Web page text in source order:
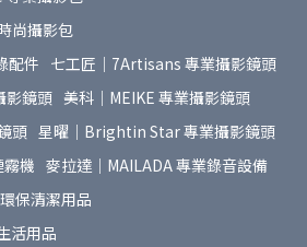
尚攝影包
配件 七工匠｜7Artisans 專業攝影鏡頭
影鏡頭 美科｜MEIKE 專業攝影鏡頭
頭 星曜｜Brightin Star 專業攝影鏡頭
霧機 麥拉達｜MAILADA 專業錄音設備
保清潔用品
活用品